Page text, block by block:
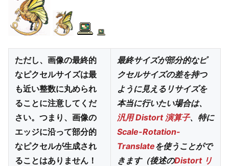
ただし、画像の最終的
なピクセルサイズは最
も近い整数に丸められ
ることに注意してくだ
さい。つまり、画像の
エッジに沿って部分的
なピクセルが生成され
ることはありません！
最終サイズが部分的なピ
クセルサイズの差を持つ
ように見えるリサイズを
本当に行いたい場合は、
汎用 Distort 演算子、特に
Scale-Rotation-
Translateを使うことがで
きます（後述のDistort リ